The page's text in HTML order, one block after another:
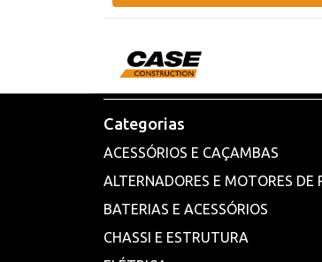
Categorias
ACESSÓRIOS E CAÇAMBAS
ALTERNADORES E MOTORES DE
BATERIAS E ACESSÓRIOS
CHASSI E ESTRUTURA